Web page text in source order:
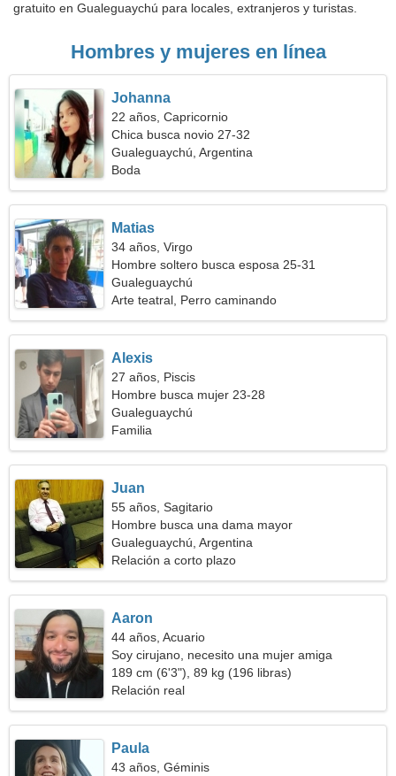
gratuito en Gualeguaychú para locales, extranjeros y turistas.
Hombres y mujeres en línea
Johanna
22 años, Capricornio
Chica busca novio 27-32
Gualeguaychú, Argentina
Boda
Matias
34 años, Virgo
Hombre soltero busca esposa 25-31
Gualeguaychú
Arte teatral, Perro caminando
Alexis
27 años, Piscis
Hombre busca mujer 23-28
Gualeguaychú
Familia
Juan
55 años, Sagitario
Hombre busca una dama mayor
Gualeguaychú, Argentina
Relación a corto plazo
Aaron
44 años, Acuario
Soy cirujano, necesito una mujer amiga
189 cm (6'3"), 89 kg (196 libras)
Relación real
Paula
43 años, Géminis